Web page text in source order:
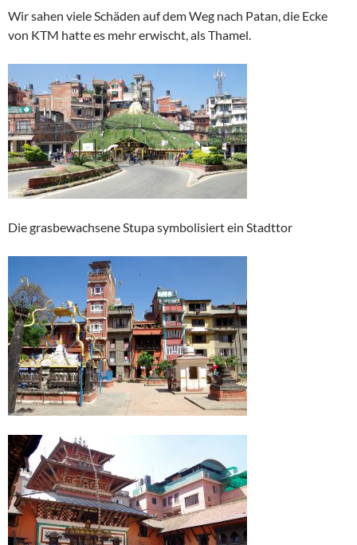
Wir sahen viele Schäden auf dem Weg nach Patan, die Ecke
von KTM hatte es mehr erwischt, als Thamel.
Die grasbewachsene Stupa symbolisiert ein Stadttor